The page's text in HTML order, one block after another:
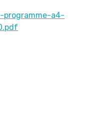
a4-